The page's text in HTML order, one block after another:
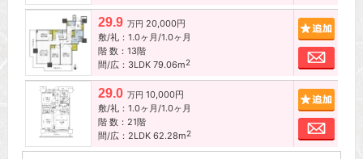
29.9 万円 20,000円
敷/礼：1.0ヶ月/1.0ヶ月
階 数：13階
間/広：3LDK 79.06m2
お問
29.0 万円 10,000円
敷/礼：1.0ヶ月/1.0ヶ月
階 数：21階
間/広：2LDK 62.28m2
お問